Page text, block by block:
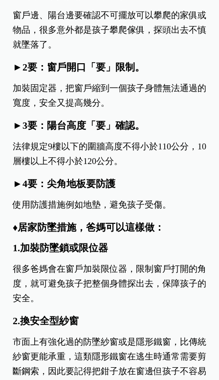
窗戶邊、陽台邊要確認不可擺放可以攀爬的家俱或
物品，很多意外都是孩子攀爬傢俱，探頭出去不慎
就墜落了。
►2要：窗戶開口「要」限制。
加裝固定器，把窗戶縮到一個孩子身體無法通過的
寬度，安全又提高幾分。
►3要：陽台高度「要」確認。
法律規定9樓以下的圍牆高度不得小於110公分，10
層樓以上不得小於120公分。
►4要：尖角地板要防護
使用防護措施例如地墊，避免孩子受傷。
♦居家防墜措施，爸媽可以這樣做：
1.加裝防墜鎖或限位器
很多爸媽會在窗戶加裝限位器，限制窗戶打開的角
度，就可避免孩子把整個身體探出去，保障孩子的
安全。
2.換安全型紗窗
市面上有強化過的防墜紗窗或是隱形鐵窗，比傳統
紗窗更能承重，這類隱形鐵窗在逃生時通常需要剪
斷鋼索，因此要記得把鉗子放在窗邊但孩子不容易